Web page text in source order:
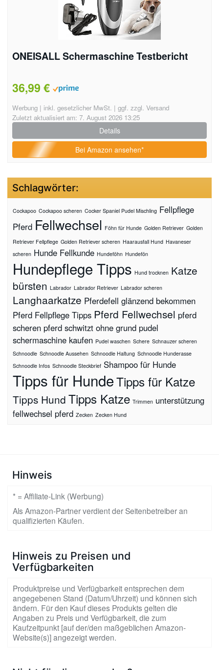
ONEISALL Schermaschine Testbericht
36,99 €
Werbung | inkl. gesetzlicher MwSt. | ggf. zzgl. Versand
Zuletzt aktualisiert am: 7. August 2026 13:25
Details
Bei Amazon ansehen*
Schlagwörter:
Cockapoo Cockapoo scheren Cocker Spaniel Pudel Mischling Fellpflege
Pferd Fellwechsel Föhn für Hunde Golden Retriever Golden
Retriever Fellpflege Golden Retriever scheren Haarausfall Hund Havaneser
scheren Hunde Fellkunde Hundeföhn Hundefön
Hundepflege Tipps Hund trocknen Katze
bürsten Labrador Labrador Retriever Labrador scheren
Langhaarkatze Pferdefell glänzend bekommen
Pferd Fellpflege Tipps Pferd Fellwechsel pferd
scheren pferd schwitzt ohne grund pudel
schermaschine kaufen Pudel waschen Schere Schnauzer scheren
Schnoodle Schnoodle Aussehen Schnoodle Haltung Schnoodle Hunderasse
Schnoodle Infos Schnoodle Steckbrief Shampoo für Hunde
Tipps für HundeTipps für Katze
Tipps Hund Tipps Katze Trimmen unterstützung
fellwechsel pferd Zecken Zecken Hund
Hinweis
* = Affiliate-Link (Werbung)
Als Amazon-Partner verdient der Seitenbetreiber an
qualifizierten Käufen.
Hinweis zu Preisen und
Verfügbarkeiten
Produktpreise und Verfügbarkeit entsprechen dem
angegebenen Stand (Datum/Uhrzeit) und können sich
ändern. Für den Kauf dieses Produkts gelten die
Angaben zu Preis und Verfügbarkeit, die zum
Kaufzeitpunkt [auf der/den maßgeblichen Amazon-
Website(s)] angezeigt werden.